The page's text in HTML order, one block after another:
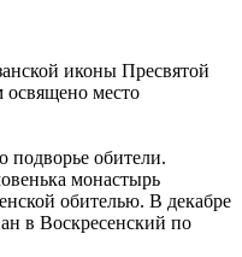
иконы Пресвятой
место
подворье обители.
монастырь
обителью. В декабре
в Воскресенский по